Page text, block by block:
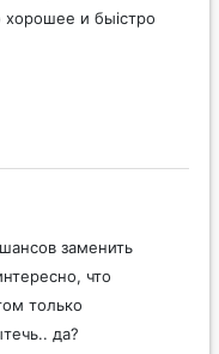
и быістро
заменить
что
только
да?